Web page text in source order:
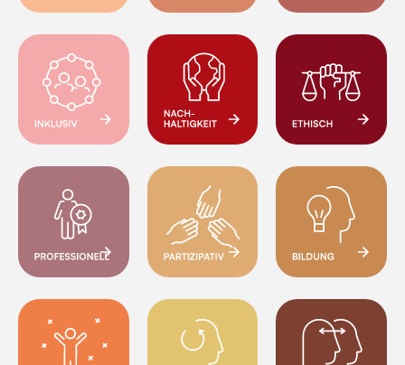
Diversität Öffentlich zugänglichBarrierefrei
Inklusiv Nachhaltigkeit Ethisch
Professionell Partizipativ Bildung